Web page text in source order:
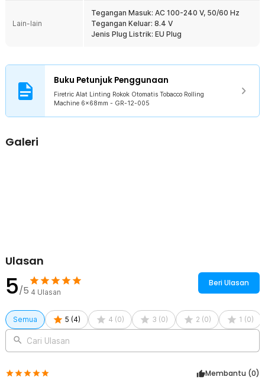
tembakau ke kertas rokok.
Desain Ringkas dan Portabel
rokok praktis dibawa saat bepergian, sehingga Anda dapat
membuat rokok linting sendiri kapan pun dibutuhkan.
Kelengkapan Produk
Rincian yang Anda dapatkan untuk pembelian produk ini:
6x68mm - GR-12-005
Lain-lain
Tegangan Masuk: AC 100-240 V, 50/60 Hz
Tegangan Keluar: 8.4 V
Jenis Plug Listrik: EU Plug
Buku Petunjuk Penggunaan
Firetric Alat Linting Rokok Otomatis Tobacco Rolling
Machine 6x68mm - GR-12-005
Galeri
Ulasan
5/5 4 Ulasan
Beri Ulasan
Semua 5 (4) 4 (0) 3 (0) 2 (0) 1 (0)
Cari Ulasan
Membantu (0)